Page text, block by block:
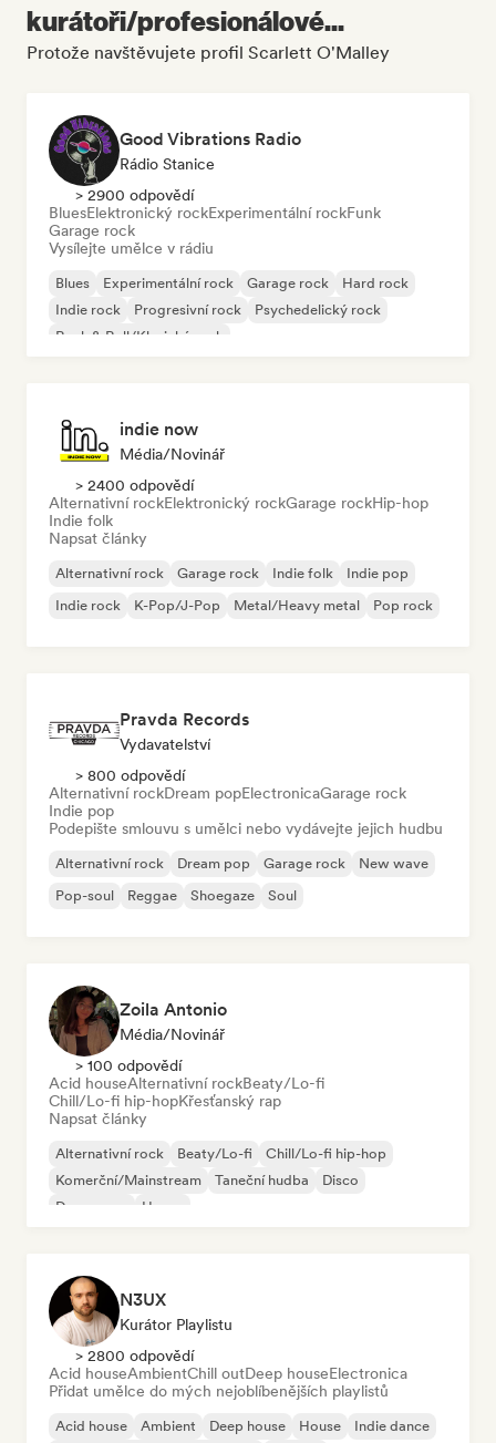
kurátoři/profesionálové...
Protože navštěvujete profil Scarlett O'Malley
Good Vibrations Radio
Rádio Stanice
> 2900 odpovědí
BluesElektronický rockExperimentální rockFunk
Garage rock
Vysílejte umělce v rádiu
Blues Experimentální rock Garage rock
Hard rock
Indie rock
Progresivní rock
Psychedelický rock
Rock & Roll/Klasický rock
indie now
Média/novinář
> 2400 odpovědí
Alternativní rockElektronický rockGarage rockHip-hop
Indie folk
Napsat články
Alternativní rock Garage rock Indie folk
Indie pop
Indie rock
K-Pop/J-Pop Metal/Heavy metal Pop rock
Pravda Records
Vydavatelství
> 800 odpovědí
Alternativní rockDream popElectronicaGarage rock
Indie pop
Podepište smlouvu s umělci nebo vydávejte jejich hudbu
Alternativní rock Dream pop Garage rock
New wave
Pop-soul
Reggae Shoegaze Soul
Zoila Antonio
Média/novinář
> 100 odpovědí
Acid houseAlternativní rockBeaty/Lo-fi
Chill/Lo-fi hip-hopKřesťanský rap
Napsat články
Alternativní rock Beaty/Lo-fi
Chill/Lo-fi hip-hop
Komerční/Mainstream
Taneční hudba
Disco
Dream pop
House
N3UX
Kurátor Playlistu
> 2800 odpovědí
Acid houseAmbientChill outDeep houseElectronica
Přidat umělce do mých nejoblíbenějších playlistů
Acid house Ambient Deep house House
Indie dance